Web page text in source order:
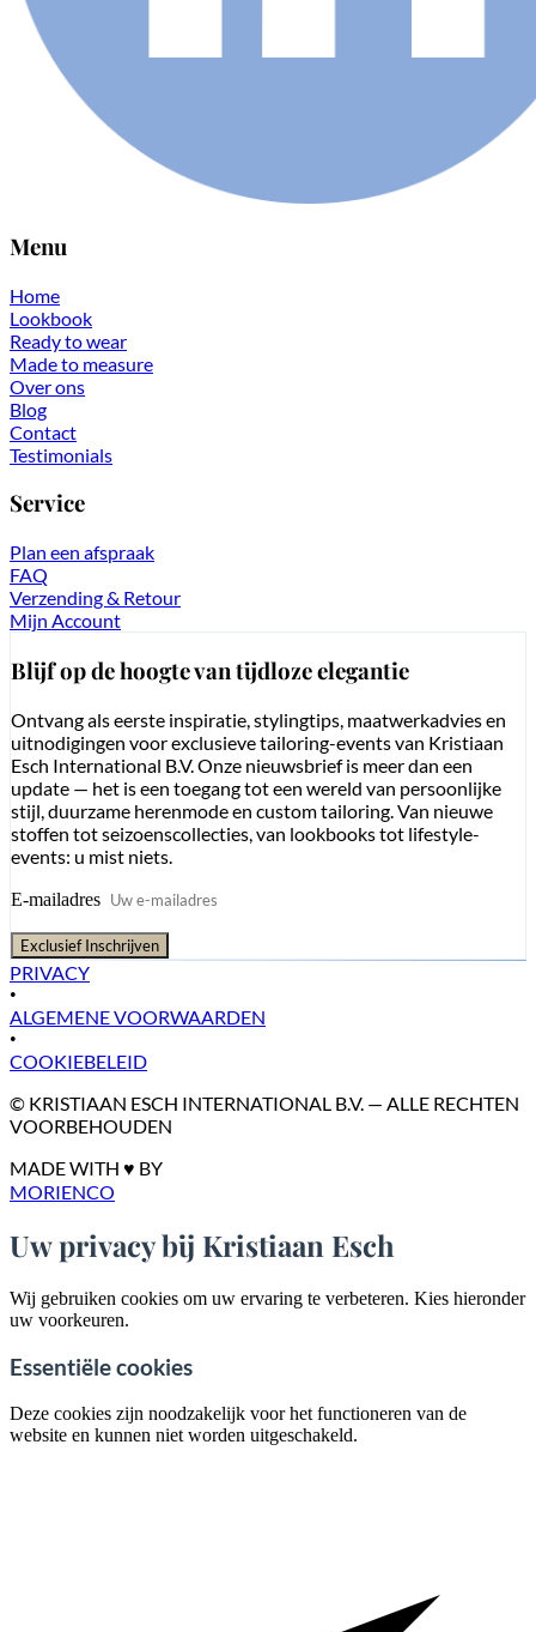
Menu
Home
Lookbook
Ready to wear
Made to measure
Over ons
Blog
Contact
Testimonials
Service
Plan een afspraak
FAQ
Verzending & Retour
Mijn Account
Blijf op de hoogte van tijdloze elegantie
Ontvang als eerste inspiratie, stylingtips, maatwerkadvies en
uitnodigingen voor exclusieve tailoring-events van Kristiaan
Esch International B.V. Onze nieuwsbrief is meer dan een
update — het is een toegang tot een wereld van persoonlijke
stijl, duurzame herenmode en custom tailoring. Van nieuwe
stoffen tot seizoenscollecties, van lookbooks tot lifestyle-
events: u mist niets.
E-mailadres
Exclusief Inschrijven
PRIVACY
•
ALGEMENE VOORWAARDEN
•
COOKIEBELEID
© KRISTIAAN ESCH INTERNATIONAL B.V. — ALLE RECHTEN
VOORBEHOUDEN
MADE WITH ♥ BY
MORIENCO
Uw privacy bij Kristiaan Esch
Wij gebruiken cookies om uw ervaring te verbeteren. Kies hieronder
uw voorkeuren.
Essentiële cookies
Deze cookies zijn noodzakelijk voor het functioneren van de
website en kunnen niet worden uitgeschakeld.